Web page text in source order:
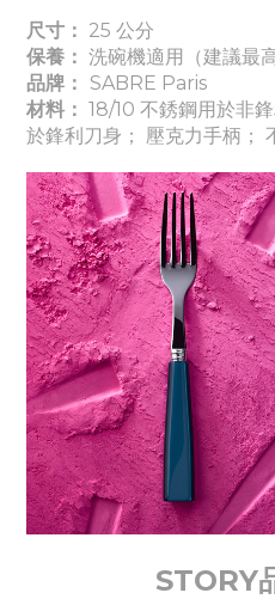
尺寸： 25 公分
保養： 洗碗機適用（建議最
品牌： SABRE Paris
材料： 18/10 不銹鋼用於非
於鋒利刀身； 壓克力手柄；
STORY